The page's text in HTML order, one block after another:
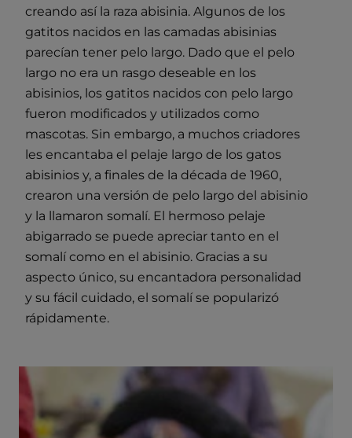
creando así la raza abisinia. Algunos de los
gatitos nacidos en las camadas abisinias
parecían tener pelo largo. Dado que el pelo
largo no era un rasgo deseable en los
abisinios, los gatitos nacidos con pelo largo
fueron modificados y utilizados como
mascotas. Sin embargo, a muchos criadores
les encantaba el pelaje largo de los gatos
abisinios y, a finales de la década de 1960,
crearon una versión de pelo largo del abisinio
y la llamaron somalí. El hermoso pelaje
abigarrado se puede apreciar tanto en el
somalí como en el abisinio. Gracias a su
aspecto único, su encantadora personalidad
y su fácil cuidado, el somalí se popularizó
rápidamente.